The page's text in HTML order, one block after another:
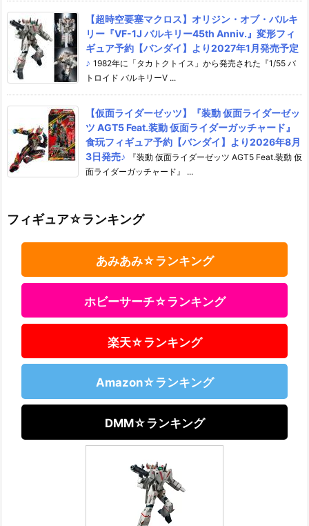
【超時空要塞マクロス】オリジン・オブ・バルキ
リー『VF-1J バルキリー45th Anniv.』変形フィ
ギュア予約【バンダイ】より2027年1月発売予定
♪ 1982年に「タカトクトイス」から発売された『1/55 バ
トロイド バルキリーV ...
【仮面ライダーゼッツ】『装動 仮面ライダーゼッ
ツ AGT5 Feat.装動 仮面ライダーガッチャード』
食玩フィギュア予約【バンダイ】より2026年8月
3日発売♪
『装動 仮面ライダーゼッツ AGT5 Feat.装動 仮
面ライダーガッチャード』 ...
フィギュア☆ランキング
あみあみ☆ランキング
ホビーサーチ☆ランキング
楽天☆ランキング
Amazon☆ランキング
DMM☆ランキング